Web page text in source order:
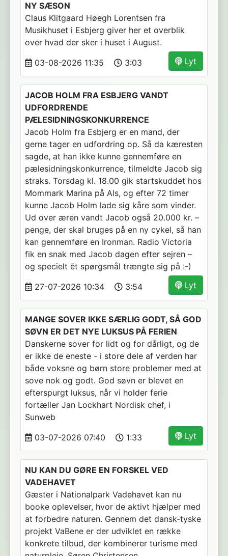
NY SÆSON
Claus Klitgaard Høegh Lorentsen fra
Musikhuset i Esbjerg giver her et overblik
over hvad der sker i huset i August.
Lyt
03-08-2026 11:35 3:03
JACOB HOLM FRA ESBJERG VANDT
UDFORDRENDE
PÆLESIDNINGSKONKURRENCE
Jacob Holm fra Esbjerg er en mand, der
gerne tager en udfordring op. Så da kæresten
sagde, at han ikke kunne gennemføre en
pælesidningskonkurrence, tilmeldte Jacob sig
straks. Torsdag kl. 18.00 gik startskuddet hos
Mommark Marina på Als, og efter 72 timer
kunne Jacob Holm lade sig kåre som vinder.
Ud over æren vandt Jacob også 20.000 kr. –
penge, der skal bruges på en ny cykel, så han
kan gennemføre en Ironman. Radio Victoria
fik en snak med Jacob dagen efter sejren –
og specielt ét spørgsmål trængte sig på :-)
Lyt
27-07-2026 10:34 3:54
MANGE SOVER IKKE SÆRLIG GODT, SÅ GOD
SØVN ER DET NYE LUKSUS PÅ FERIEN
Danskerne sover for lidt og for dårligt, og de
er ikke de eneste - i store dele af verden har
både voksne og børn store problemer med at
sove nok og godt. God søvn er blevet en
efterspurgt luksus, når vi holder ferie
fortæller Jan Lockhart Nordisk chef, i
Sunweb
Lyt
03-07-2026 07:40 1:33
NU KAN DU GØRE EN FORSKEL VED
VADEHAVET
Gæster i Nationalpark Vadehavet kan nu
booke oplevelser, hvor de aktivt hjælper med
at forbedre naturen. Gennem det dansk-tyske
projekt VaBene er der udviklet en række
konkrete tilbud, der kombinerer turisme med